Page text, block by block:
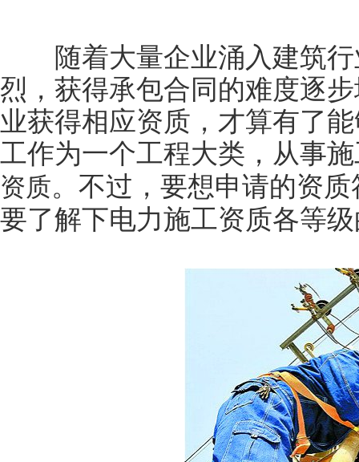
随着大量企业涌入建筑行
烈，获得承包合同的难度逐
业获得相应资质，才算有了
工作为一个工程大类，从事
资质。不过，要想申请的资
要了解下电力施工资质各等